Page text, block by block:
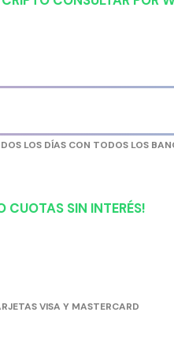
LOS DÍAS CON TODOS LOS
CUOTAS SIN INTERÉS!
VISA Y MASTERCARD